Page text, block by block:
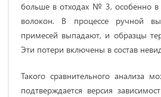
больше в отходах № 3, особенно в
волокон. В процессе ручной
примесей выпадают, и образцы
Эти потери включены в состав
Такого сравнительного анализа
подтверждается версия